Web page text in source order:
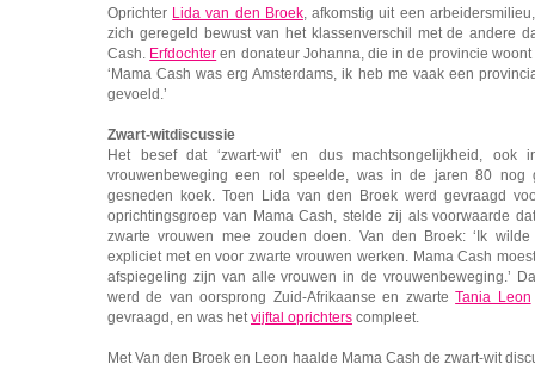
Oprichter Lida van den Broek, afkomstig uit een
zich geregeld bewust van het klassenverschil met de andere
Cash.
Erfdochter en donateur Johanna, die in de provincie woont
‘Mama Cash was erg Amsterdams, ik heb me vaak een
gevoeld.’
Zwart-witdiscussie
Het besef dat ‘zwart-wit’ en dus machtsongelijkheid, ook
vrouwenbeweging een rol speelde, was in de jaren 80 nog
gesneden koek. Toen Lida van den Broek werd gevraagd
oprichtingsgroep van Mama Cash, stelde zij als voorwaarde
zwarte vrouwen mee zouden doen. Van den Broek: ‘Ik wilde
expliciet met en voor zwarte vrouwen werken. Mama Cash
afspiegeling zijn van alle vrouwen in de vrouwenbeweging.’
werd de van oorsprong Zuid-Afrikaanse en zwarteTania Leon
gevraagd, en was het vijftal oprichters compleet.
Met Van den Broek en Leon haalde Mama Cash de zwart-wit